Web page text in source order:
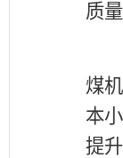
质
煤
本
提